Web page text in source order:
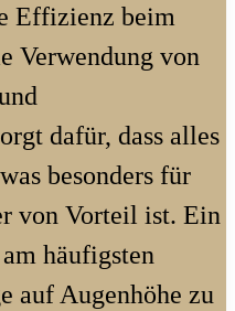
Effizienz beim
Verwendung von
dafür, dass alles
besonders für
von Vorteil ist. Ein
häufigsten
auf Augenhöhe zu